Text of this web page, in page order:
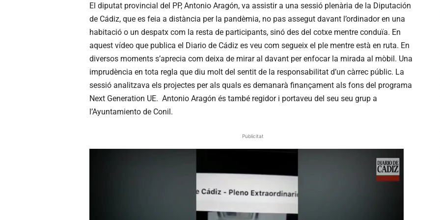
El diputat provincial del PP, Antonio Aragón, va assistir a una sessió plenària de la Diputación
de Cádiz, que es feia a distància per la pandèmia, no pas assegut davant l’ordinador en una
habitació o un despatx com la resta de participants, sinó des del cotxe mentre conduïa. En
aquest vídeo que publica el Diario de Cádiz es veu com segueix el ple mentre està en ruta. En
diversos moments s’aprecia com deixa de mirar al davant per enfocar la mirada al mòbil. Una
imprudència en tota regla que diu molt del sentit de la responsabilitat d’un càrrec públic. La
sessió analitzava els projectes per als quals es demanarà finançament als fons del programa
Next Generation UE. Antonio Aragón és també regidor i portaveu del seu seu grup a
l’Ayuntamiento de Conil.
Publicitat